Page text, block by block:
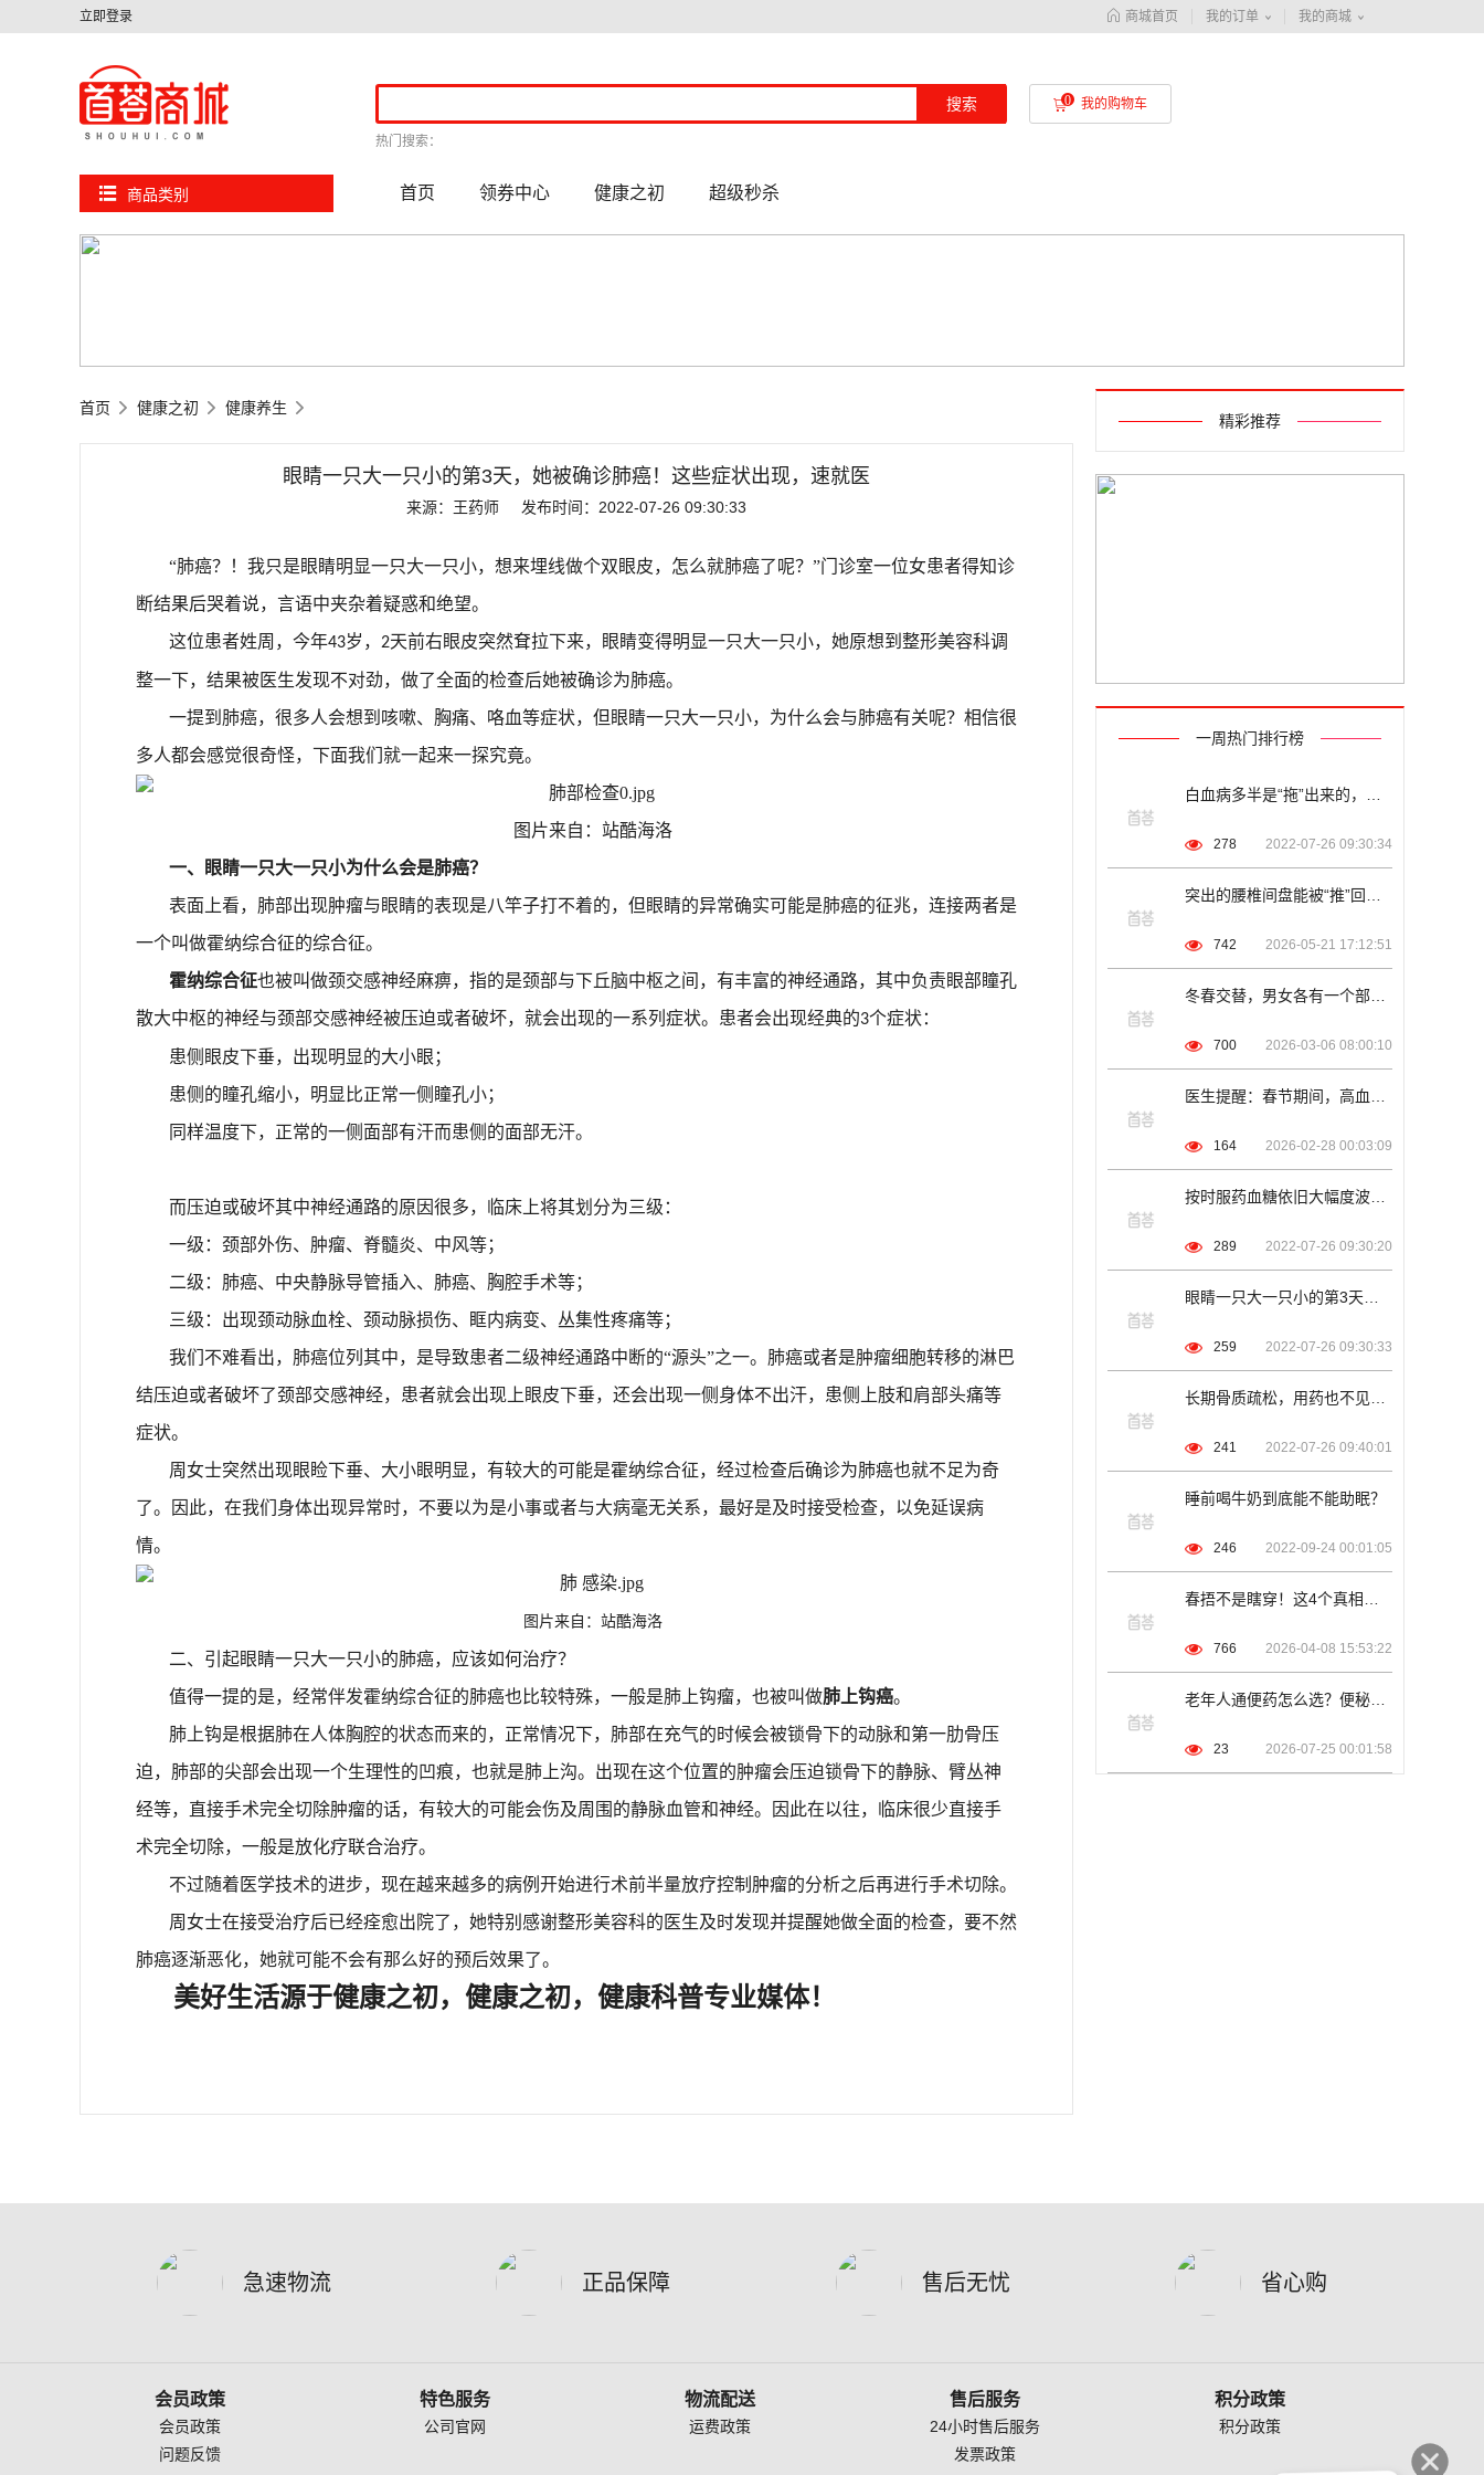
立即登录 商城首页 我的订单 我的商城
热门搜索：
搜索 我的购物车
商品类别 首页 领券中心 健康之初 超级秒杀
首页 健康之初 健康养生
眼睛一只大一只小的第3天，她被确诊肺癌！这些症状出现，速就医
来源：王药师 发布时间：2022-07-26 09:30:33
“肺癌？！我只是眼睛明显一只大一只小，想来埋线做个双眼皮，怎么就肺癌了呢？”门诊室一位女患者得知诊
断结果后哭着说，言语中夹杂着疑惑和绝望。
这位患者姓周，今年43岁， 2天前右眼皮突然耷拉下来，眼睛变得明显一只大一只小，她原想到整形美容科调
整一下，结果被医生发现不对劲，做了全面的检查后她被确诊为肺癌。
一提到肺癌，很多人会想到咳嗽、胸痛、咯血等症状，但眼睛一只大一只小，为什么会与肺癌有关呢？相信很
多人都会感觉很奇怪，下面我们就一起来一探究竟。
图片来自：站酷海洛
一、眼睛一只大一只小为什么会是肺癌？
表面上看，肺部出现肿瘤与眼睛的表现是八竿子打不着的，但眼睛的异常确实可能是肺癌的征兆，连接两者是
一个叫做霍纳综合征的综合征。
霍纳综合征也被叫做颈交感神经麻痹，指的是颈部与下丘脑中枢之间，有丰富的神经通路，其中负责眼部瞳孔
散大中枢的神经与颈部交感神经被压迫或者破坏，就会出现的一系列症状。患者会出现经典的3个症状：
患侧眼皮下垂，出现明显的大小眼；
患侧的瞳孔缩小，明显比正常一侧瞳孔小；
同样温度下，正常的一侧面部有汗而患侧的面部无汗。
而压迫或破坏其中神经通路的原因很多，临床上将其划分为三级：
一级：颈部外伤、肿瘤、脊髓炎、中风等；
二级：肺癌、中央静脉导管插入、肺癌、胸腔手术等；
三级：出现颈动脉血栓、颈动脉损伤、眶内病变、丛集性疼痛等；
我们不难看出，肺癌位列其中，是导致患者二级神经通路中断的“源头”之一。肺癌或者是肿瘤细胞转移的淋巴
结压迫或者破坏了颈部交感神经，患者就会出现上眼皮下垂，还会出现一侧身体不出汗，患侧上肢和肩部头痛等
症状。
周女士突然出现眼睑下垂、大小眼明显，有较大的可能是霍纳综合征，经过检查后确诊为肺癌也就不足为奇
了。因此，在我们身体出现异常时，不要以为是小事或者与大病毫无关系，最好是及时接受检查，以免延误病
情。
图片来自：站酷海洛
二、引起眼睛一只大一只小的肺癌，应该如何治疗？
值得一提的是，经常伴发霍纳综合征的肺癌也比较特殊，一般是肺上钩瘤，也被叫做肺上钩癌。
肺上钩是根据肺在人体胸腔的状态而来的，正常情况下，肺部在充气的时候会被锁骨下的动脉和第一肋骨压
迫，肺部的尖部会出现一个生理性的凹痕，也就是肺上沟。出现在这个位置的肿瘤会压迫锁骨下的静脉、臂丛神
经等，直接手术完全切除肿瘤的话，有较大的可能会伤及周围的静脉血管和神经。因此在以往，临床很少直接手
术完全切除，一般是放化疗联合治疗。
不过随着医学技术的进步，现在越来越多的病例开始进行术前半量放疗控制肿瘤的分析之后再进行手术切除。
周女士在接受治疗后已经痊愈出院了，她特别感谢整形美容科的医生及时发现并提醒她做全面的检查，要不然
肺癌逐渐恶化，她就可能不会有那么好的预后效果了。
美好生活源于健康之初，健康之初，健康科普专业媒体！
精彩推荐
一周热门排行榜
278 2022-07-26 09:30:34
742 2026-05-21 17:12:51
700 2026-03-06 08:00:10
164 2026-02-28 00:03:09
289 2022-07-26 09:30:20
259 2022-07-26 09:30:33
241 2022-07-26 09:40:01
睡前喝牛奶到底能不能助眠？
246 2022-09-24 00:01:05
766 2026-04-08 15:53:22
23 2026-07-25 00:01:58
急速物流 正品保障 售后无忧 省心购
会员政策
会员政策
问题反馈
特色服务
公司官网
物流配送
运费政策
售后服务
24小时售后服务
发票政策
积分政策
积分政策